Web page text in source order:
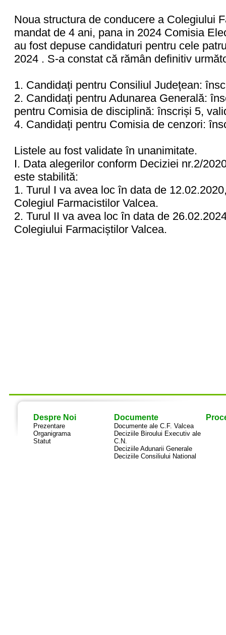
Noua structura de conducere a Colegiului
mandat de 4 ani, pana in 2024 Comisia
au fost depuse candidaturi pentru cele
2024 . S-a constat că rămân definitiv
1. Candidați pentru Consiliul Județean:
2. Candidați pentru Adunarea Generală:
pentru Comisia de disciplină: înscriși 5,
4. Candidați pentru Comisia de cenzori:
Listele au fost validate în unanimitate.
I. Data alegerilor conform Deciziei nr.2/
este stabilită:
1. Turul I va avea loc în data de
Colegiul Farmacistilor Valcea.
2. Turul II va avea loc în data de
Colegiului Farmaciștilor Valcea.
Despre Noi
Prezentare
Organigrama
Statut
Documente
Documente ale C.F. Valcea
Deciziile Biroului Executiv ale
C.N.
Deciziile Adunarii Generale
Deciziile Consiliului National